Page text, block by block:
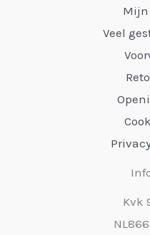
Veel
Kvk